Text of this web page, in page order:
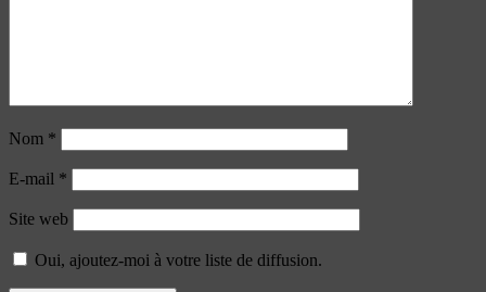
Nom *
E-mail *
Site web
Oui, ajoutez-moi à votre liste de diffusion.